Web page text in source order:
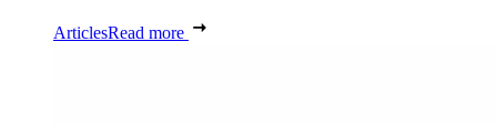
ArticlesRead more